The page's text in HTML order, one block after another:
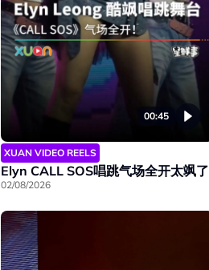
00:45
XUAN VIDEO REELS
Elyn CALL SOS唱跳气场全开太飒了
02/08/2026